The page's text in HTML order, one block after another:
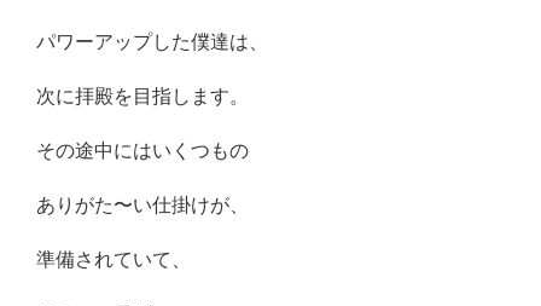
パワーアップした僕達は、
次に拝殿を目指します。
その途中にはいくつもの
ありがた〜い仕掛けが、
準備されていて、